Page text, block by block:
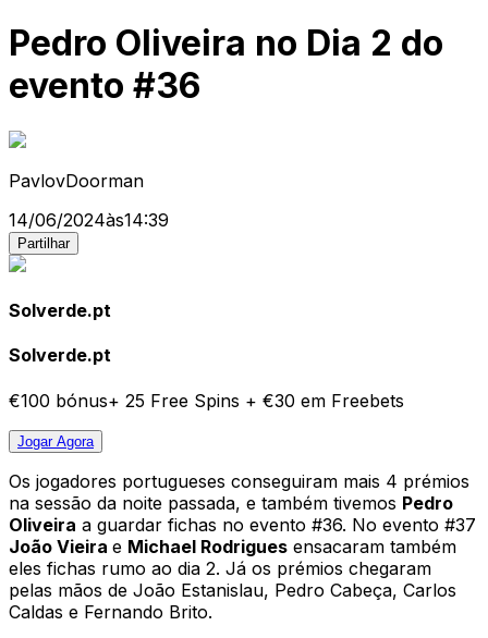
Pedro Oliveira no Dia 2 do
evento #36
PavlovDoorman
14/06/2024às14:39
Partilhar
Solverde.pt
Solverde.pt
€100 bónus+ 25 Free Spins + €30 em Freebets
Jogar Agora
Os jogadores portugueses conseguiram mais 4 prémios
na sessão da noite passada, e também tivemos Pedro
Oliveira a guardar fichas no evento #36. No evento #37
João Vieira e Michael Rodrigues ensacaram também
eles fichas rumo ao dia 2. Já os prémios chegaram
pelas mãos de João Estanislau, Pedro Cabeça, Carlos
Caldas e Fernando Brito.